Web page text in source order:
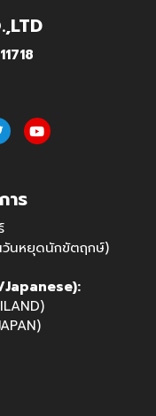
าร
นหยุดนักขัตฤกษ์)